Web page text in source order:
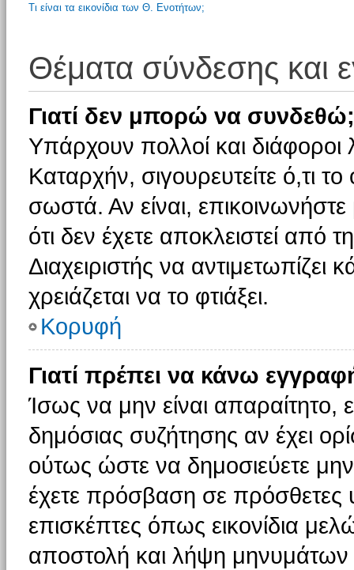
Τι είναι τα εικονίδια των Θ. Ενοτήτων;
Θέματα σύνδεσης και
Γιατί δεν μπορώ να συνδεθώ;
Υπάρχουν πολλοί και
Καταρχήν, σιγουρευτείτε ό,τι
σωστά. Αν είναι, επικοινωνήστε
ότι δεν έχετε αποκλειστεί από
Διαχειριστής να αντιμετωπίζει
χρειάζεται να το φτιάξει.
Κορυφή
Γιατί πρέπει να κάνω
Ίσως να μην είναι απαραίτητο,
δημόσιας συζήτησης αν έχει
ούτως ώστε να δημοσιεύετε
έχετε πρόσβαση σε πρόσθετες
επισκέπτες όπως εικονίδια
αποστολή και λήψη μηνυμάτων